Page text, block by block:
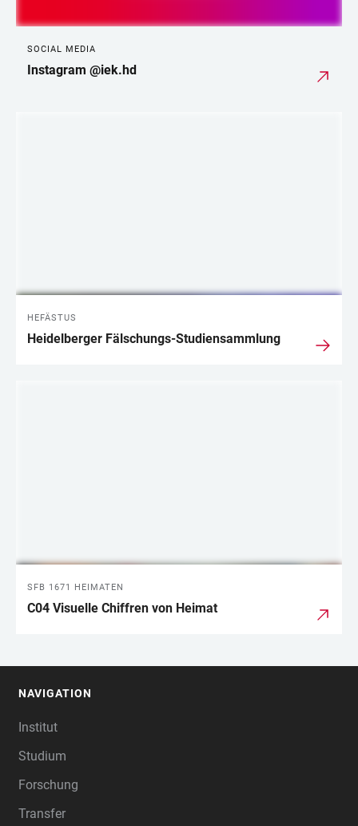
SOCIAL MEDIA
Instagram @iek.hd
HEFÄSTUS
Heidelberger Fälschungs-Studiensammlung
SFB 1671 HEIMATEN
C04 Visuelle Chiffren von Heimat
NAVIGATION
Institut
Studium
Forschung
Transfer